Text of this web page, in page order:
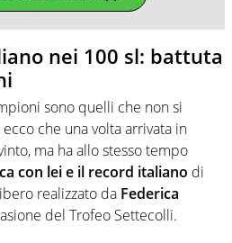
nei 100 sl: battuta
sono quelli che non si
che una volta arrivata in
ma ha allo stesso tempo
con lei e il record italiano di
realizzato da Federica
del Trofeo Settecolli.